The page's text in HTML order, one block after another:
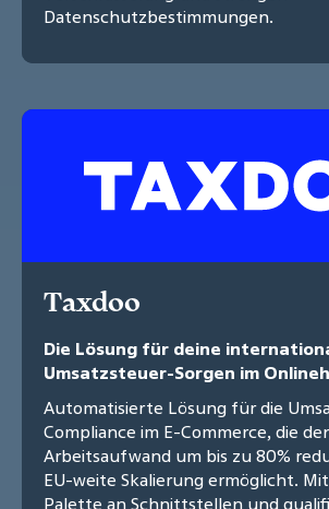
Datenschutzbestimmungen.
Taxdoo
Die Lösung für deine
Umsatzsteuer-Sorgen im
Automatisierte Lösung für die
Compliance im E-Commerce, die
Arbeitsaufwand um bis zu 80%
EU-weite Skalierung ermöglicht.
Palette an Schnittstellen und